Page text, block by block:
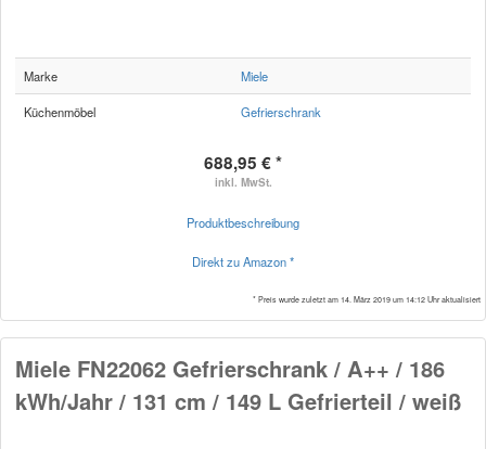
Marke Miele
Küchenmöbel Gefrierschrank
688,95 € *
inkl. MwSt.
Produktbeschreibung
Direkt zu Amazon *
* Preis wurde zuletzt am 14. März 2019 um 14:12 Uhr aktualisiert
Miele FN22062 Gefrierschrank / A++ / 186
kWh/Jahr / 131 cm / 149 L Gefrierteil / weiß